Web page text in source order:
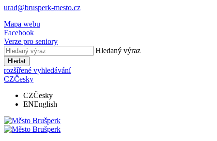
urad@brusperk-mesto.cz
Mapa webu
Facebook
Verze pro seniory
Hledaný výraz
Hledat
rozšířené vyhledávání
CZČesky
CZČesky
ENEnglish